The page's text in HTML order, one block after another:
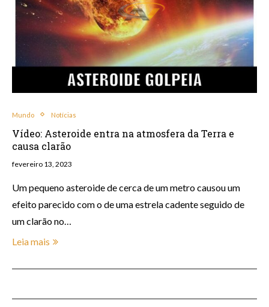
Mundo Notícias
Vídeo: Asteroide entra na atmosfera da Terra e
causa clarão
fevereiro 13, 2023
Um pequeno asteroide de cerca de um metro causou um
efeito parecido com o de uma estrela cadente seguido de
um clarão no…
Leia mais